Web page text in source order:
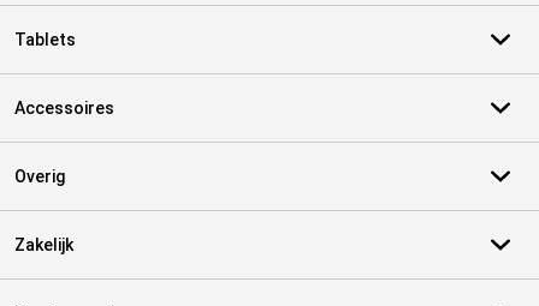
Tablets
Accessoires
Overig
Zakelijk